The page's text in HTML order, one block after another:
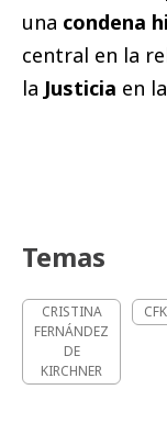
una condena
central en la
la Justicia en
Temas
CRISTINA
FERNÁNDEZ
DE
KIRCHNER
CFK